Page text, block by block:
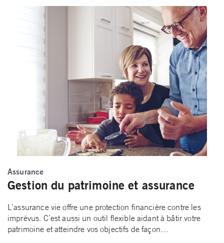
Assurance
Gestion du patrimoine et assurance
L’assurance vie offre une protection financière contre les
imprévus. C’est aussi un outil flexible aidant à bâtir votre
patrimoine et atteindre vos objectifs de façon…